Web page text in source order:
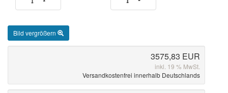
Bild vergrößern
3575,83 EUR
inkl. 19 % MwSt.
Versandkostenfrei innerhalb Deutschlands